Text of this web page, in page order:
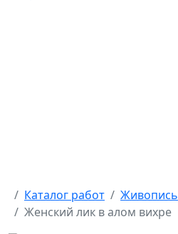
Каталог работ Живопись
Женский лик в алом вихре